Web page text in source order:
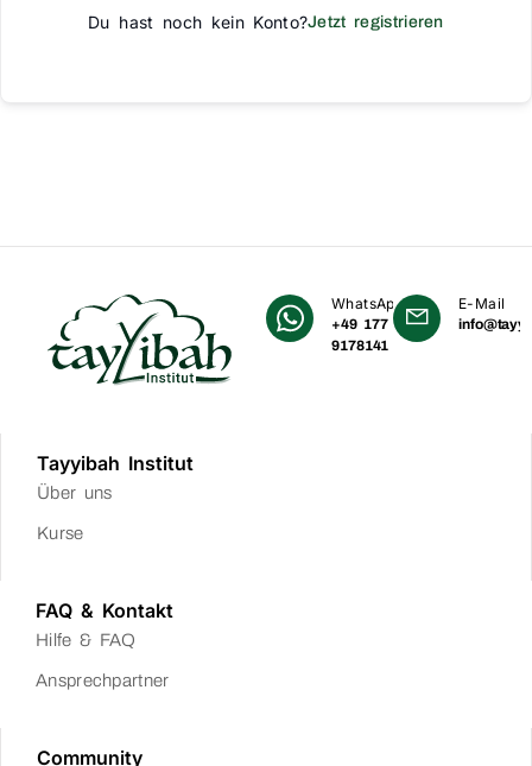
Du hast noch kein Konto?Jetzt registrieren
WhatsApp
+49 177
9178141
E-Mail
Tayyibah Institut
Über uns
Kurse
FAQ & Kontakt
Hilfe & FAQ
Ansprechpartner
Community